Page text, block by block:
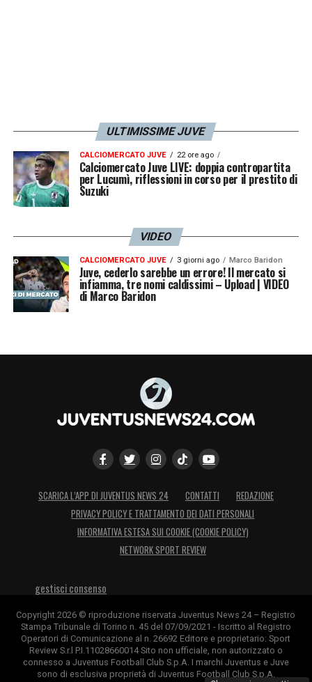
ULTIMISSIME JUVE
CALCIOMERCATO JUVE 22 ore ago
Calciomercato Juve LIVE: doppia contropartita
per Lucumì, riflessioni in corso per il prestito di
Suzuki
VIDEO
CALCIOMERCATO JUVE 3 giorni ago Marco Baridon
Juve, cederlo sarebbe un errore! Il mercato si
infiamma, tre nomi caldissimi – Upload | VIDEO
di Marco Baridon
SCARICA L’APP DI JUVENTUS NEWS 24 CONTATTI
REDAZIONE
PRIVACY POLICY E TRATTAMENTO DEI DATI PERSONALI
INFORMATIVA ESTESA SUI COOKIE (COOKIE POLICY)
NETWORK SPORT REVIEW
gestisci consenso
Copyright 2026 © riproduzione riservata Juventus News 24 – Registro
Stampa Tribunale di Torino n. 45 del 07/09/2021 - Iscritto al Registro
Operatori di Comunicazione al n. 26692 Editore e proprietario: Sport
Review S.r.l P.I.11028660014 Sito non ufficiale, non autorizzato o
connesso a Juventus Football Club S.p.A. I marchi Juventus e Juve
sono di esclusiva proprietà di Juventus Football Club S.p.A.